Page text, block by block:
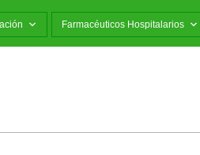
Farmacéuticos Hospitalarios